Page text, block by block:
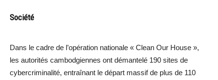
Société
Dans le cadre de l’opération nationale « Clean Our House »,
les autorités cambodgiennes ont démantelé 190 sites de
cybercriminalité, entraînant le départ massif de plus de 110